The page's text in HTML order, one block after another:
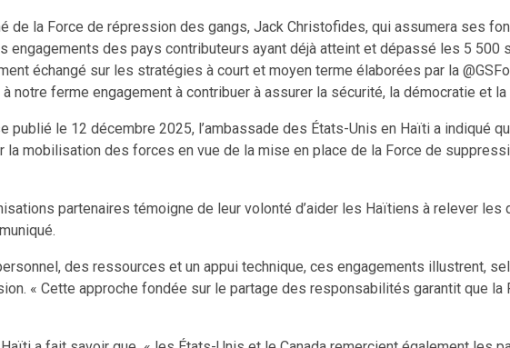
de la Force de répression des gangs, Jack Christofides, qui assumera ses
engagements des pays contributeurs ayant déjà atteint et dépassé les 5
échangé sur les stratégies à court et moyen terme élaborées par la
notre ferme engagement à contribuer à assurer la sécurité, la démocratie et
publié le 12 décembre 2025, l’ambassade des États-Unis en Haïti a indiqué
mobilisation des forces en vue de la mise en place de la Force de
partenaires témoigne de leur volonté d’aider les Haïtiens à relever
des ressources et un appui technique, ces engagements illustrent,
« Cette approche fondée sur le partage des responsabilités garantit que